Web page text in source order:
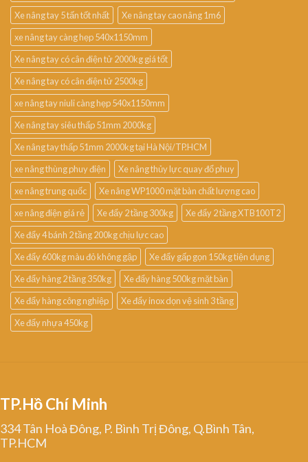
Xe nâng tay 5 tấn tốt nhất
Xe nâng tay cao nâng 1m6
xe nâng tay càng hẹp 540x1150mm
Xe nâng tay có cân điện tử 2000kg giá tốt
Xe nâng tay có cân điện tử 2500kg
xe nâng tay niuli càng hẹp 540x1150mm
Xe nâng tay siêu thấp 51mm 2000kg
Xe nâng tay thấp 51mm 2000kg tại Hà Nội/TP.HCM
xe nâng thùng phuy điện
Xe nâng thủy lực quay đổ phuy
xe nâng trung quốc
Xe nâng WP1000 mặt bàn chất lượng cao
xe nâng điện giá rẻ
Xe đẩy 2 tầng 300kg
Xe đẩy 2 tầng XTB100T2
Xe đẩy 4 bánh 2 tầng 200kg chịu lực cao
Xe đẩy 600kg màu đỏ không gập
Xe đẩy gấp gọn 150kg tiện dụng
Xe đẩy hàng 2 tầng 350kg
Xe đẩy hàng 500kg mặt bàn
Xe đẩy hàng công nghiệp
Xe đẩy inox dọn vệ sinh 3 tầng
Xe đẩy nhựa 450kg
TP.Hồ Chí Minh
334 Tân Hoà Đông, P. Bình Trị Đông, Q.Bình Tân,
TP.HCM